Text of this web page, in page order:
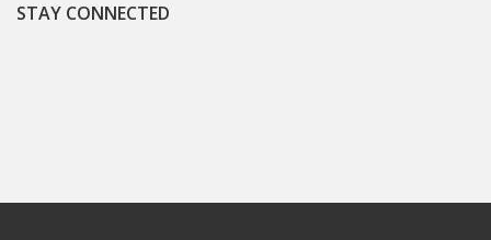
STAY CONNECTED